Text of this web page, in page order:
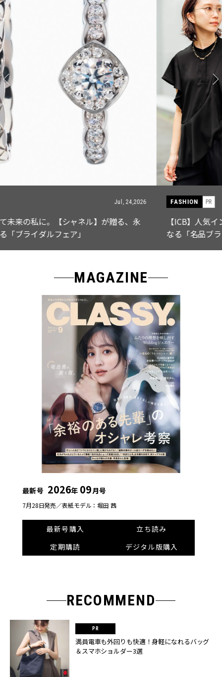
Jul, 15,2026
【ICB】人気インフルエンサーと共同制作! 週5で着たく
なる「名品ブラウス」２選
MAGAZINE
最新号 2026年 09月号
7月28日発売／表紙モデル：堀田 茜
最新号購入
立ち読み
定期購読
デジタル版購入
RECOMMEND
満員電車も外回りも快適！身軽になれるバッグ
＆スマホショルダー3選